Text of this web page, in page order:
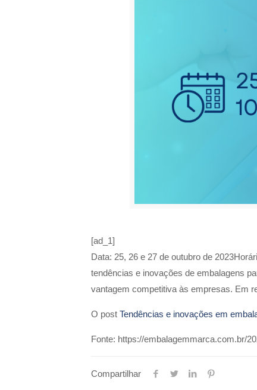
[ad_1]
Data: 25, 26 e 27 de outubro de
tendências e inovações de embalagens
vantagem competitiva às empresas. Em
O post Tendências e inovações em
Fonte: https://embalagemmarca.com.br/
Compartilhar